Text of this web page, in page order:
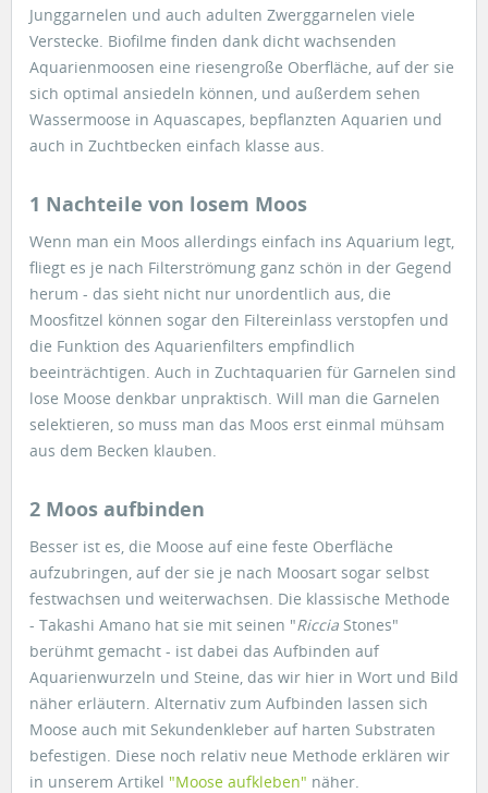
Junggarnelen und auch adulten Zwerggarnelen viele
Verstecke. Biofilme finden dank dicht wachsenden
Aquarienmoosen eine riesengroße Oberfläche, auf der sie
sich optimal ansiedeln können, und außerdem sehen
Wassermoose in Aquascapes, bepflanzten Aquarien und
auch in Zuchtbecken einfach klasse aus.
1 Nachteile von losem Moos
Wenn man ein Moos allerdings einfach ins Aquarium legt,
fliegt es je nach Filterströmung ganz schön in der Gegend
herum - das sieht nicht nur unordentlich aus, die
Moosfitzel können sogar den Filtereinlass verstopfen und
die Funktion des Aquarienfilters empfindlich
beeinträchtigen. Auch in Zuchtaquarien für Garnelen sind
lose Moose denkbar unpraktisch. Will man die Garnelen
selektieren, so muss man das Moos erst einmal mühsam
aus dem Becken klauben.
2 Moos aufbinden
Besser ist es, die Moose auf eine feste Oberfläche
aufzubringen, auf der sie je nach Moosart sogar selbst
festwachsen und weiterwachsen. Die klassische Methode
- Takashi Amano hat sie mit seinen "Riccia Stones"
berühmt gemacht - ist dabei das Aufbinden auf
Aquarienwurzeln und Steine, das wir hier in Wort und Bild
näher erläutern. Alternativ zum Aufbinden lassen sich
Moose auch mit Sekundenkleber auf harten Substraten
befestigen. Diese noch relativ neue Methode erklären wir
in unserem Artikel "Moose aufkleben" näher.